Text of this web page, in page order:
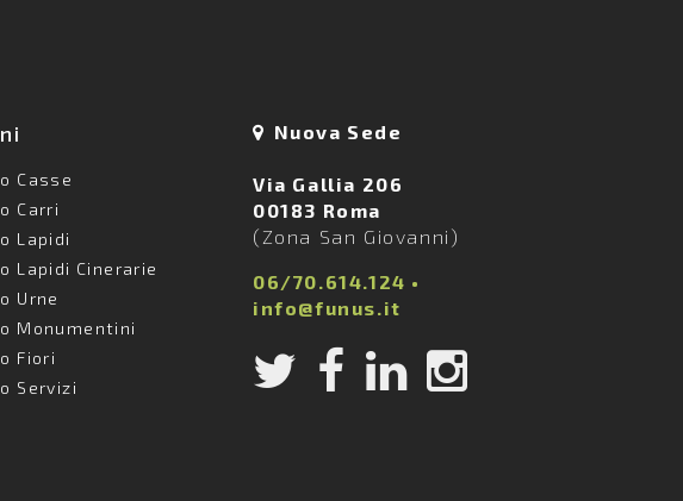
Casse
Carri
Lapidi
Lapidi Cinerarie
Urne
Monumentini
Fiori
Servizi
Nuova Sede
Via Gallia 206
00183 Roma
(Zona San Giovanni)
06/70.614.124 •
info@funus.it